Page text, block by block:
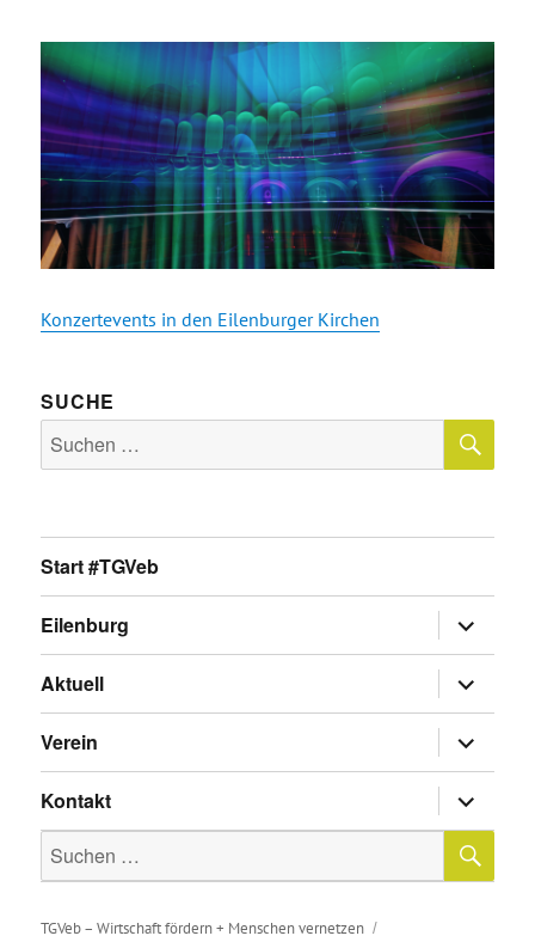
Konzertevents in den Eilenburger Kirchen
SUCHE
Suche
nach:
Start #TGVeb
Eilenburg
anzeigen
Aktuell
anzeigen
Verein
anzeigen
Kontakt
anzeigen
Suche
nach:
TGVeb – Wirtschaft fördern + Menschen vernetzen